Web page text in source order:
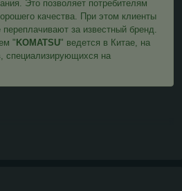
Это позволяет потребителям
качества. При этом клиенты
за известный бренд.
" KOMATSU" ведется в Китае, на
специализирующихся на